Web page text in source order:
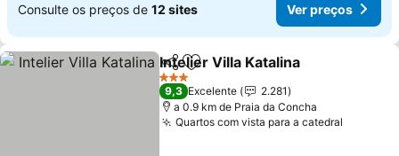
Consulte os preços de 12 sites Ver preços
PartilharAdicionar aos favoritos
Intelier Villa Katalina
3 Estrelas
9,3 Excelente
2.281
a 0.9 km de Praia da Concha
Quartos com vista para a catedral